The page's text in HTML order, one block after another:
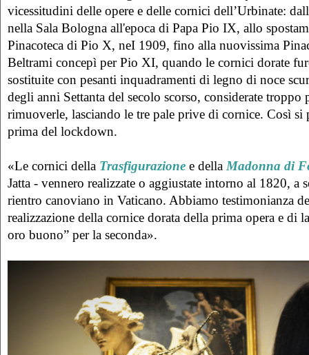
vicessitudini delle opere e delle cornici dell’Urbinate:
nella Sala Bologna all'epoca di Papa Pio IX, allo
Pinacoteca di Pio X, neI 1909, fino alla nuovissima
Beltrami concepì per Pio XI, quando le cornici dorate
sostituite con pesanti inquadramenti di legno di noce
degli anni Settanta del secolo scorso, considerate troppo
rimuoverle, lasciando le tre pale prive di cornice. Così si
prima del lockdown.
«Le cornici della Trasfigurazione e dellaMadonna di
Jatta - vennero realizzate o aggiustate intorno al 1820, a
rientro canoviano in Vaticano. Abbiamo testimonianza
realizzazione della cornice dorata della prima opera e di
oro buono” per la seconda».